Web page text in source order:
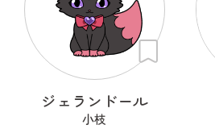
ジェランドール
小枝